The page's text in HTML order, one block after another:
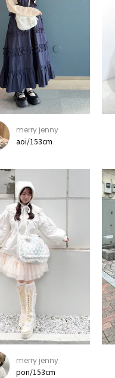
merry jenny
aoi/153cm
merry jenny
pon/153cm